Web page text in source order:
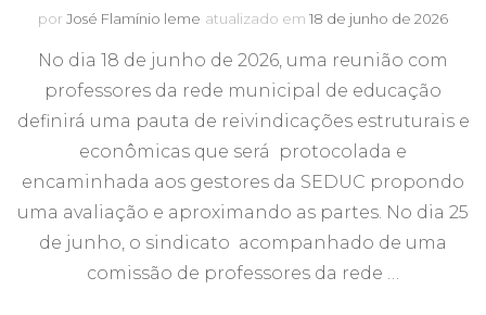
por José Flamínio leme atualizado em 18 de junho de 2026
No dia 18 de junho de 2026, uma reunião com
professores da rede municipal de educação
definirá uma pauta de reivindicações estruturais e
econômicas que será protocolada e
encaminhada aos gestores da SEDUC propondo
uma avaliação e aproximando as partes. No dia 25
de junho, o sindicato acompanhado de uma
comissão de professores da rede …